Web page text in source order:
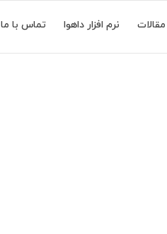
مقالات نرم افزار داهوا تماس با ما